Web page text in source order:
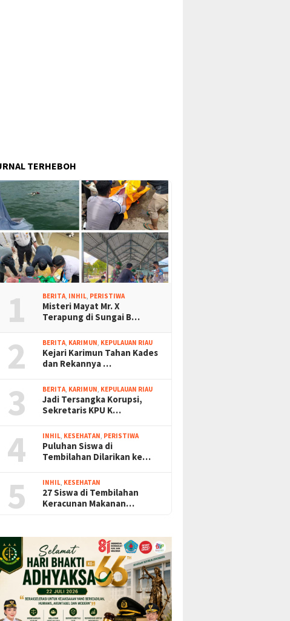
TERHEBOH
1 BERITA INHIL PERISTIWA
Misteri Mayat Mr. X
Terapung di Sungai B…
2 BERITA KARIMUN KEPULAUAN RIAU
Kejari Karimun Tahan Kades
dan Rekannya …
3 BERITA KARIMUN KEPULAUAN RIAU
Jadi Tersangka Korupsi,
Sekretaris KPU K…
4 INHIL KESEHATAN PERISTIWA
Puluhan Siswa di
Tembilahan Dilarikan ke…
5 INHIL KESEHATAN
27 Siswa di Tembilahan
Keracunan Makanan…